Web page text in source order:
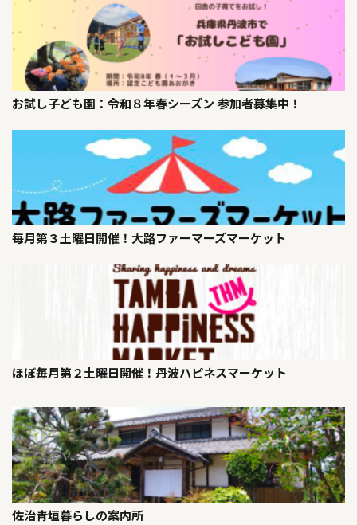
お試し子ども園：令和８年春シーズン 参加者募集中！
毎月第３土曜日開催！大路ファーマーズマーケット
ほぼ毎月第２土曜日開催！丹波ハピネスマーケット
佐治青垣暮らしの案内所